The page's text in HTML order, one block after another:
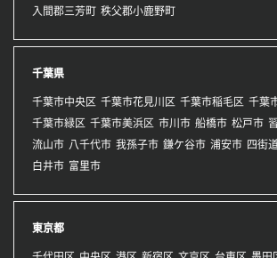
入間郡三芳町 秩父郡小鹿野町
千葉県
千葉市中央区 千葉市花見川区 千葉市稲毛区 千葉
千葉市緑区 千葉市美浜区 市川市 船橋市 松戸市
流山市 八千代市 我孫子市 鎌ケ谷市 浦安市 四街
白井市 富里市
東京都